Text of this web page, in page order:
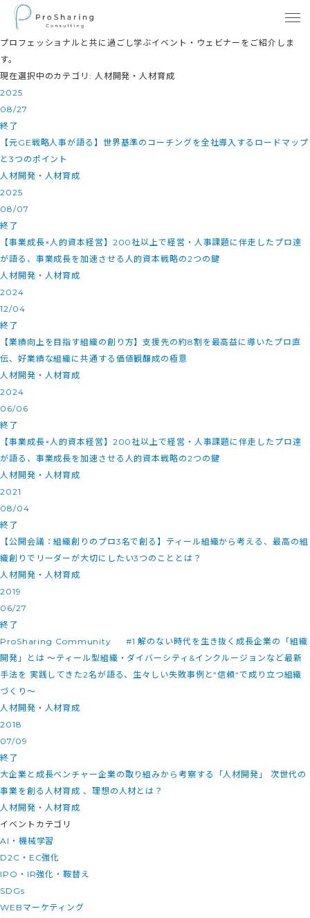
プロフェッショナルと共に過ごし学ぶイベント・ウェビナーをご紹介しま
す。
現在選択中のカテゴリ: 人材開発・人材育成
2025
08/27
終了
【元GE戦略人事が語る】世界基準のコーチングを全社導入するロードマップ
と3つのポイント
人材開発・人材育成
2025
08/07
終了
【事業成長×人的資本経営】200社以上で経営・人事課題に伴走したプロ達
が語る、事業成長を加速させる人的資本戦略の2つの鍵
人材開発・人材育成
2024
12/04
終了
【業績向上を目指す組織の創り方】支援先の約8割を最高益に導いたプロ直
伝、好業績な組織に共通する価値観醸成の極意
人材開発・人材育成
2024
06/06
終了
【事業成長×人的資本経営】200社以上で経営・人事課題に伴走したプロ達
が語る、事業成長を加速させる人的資本戦略の2つの鍵
人材開発・人材育成
2021
08/04
終了
【公開会議：組織創りのプロ3名で創る】ティール組織から考える、最高の組
織創りでリーダーが大切にしたい3つのこととは？
人材開発・人材育成
2019
06/27
終了
ProSharing Community #1 解のない時代を生き抜く成長企業の「組織
開発」とは 〜ティール型組織・ダイバーシティ&インクルージョンなど最新
手法を 実践してきた2名が語る、生々しい失敗事例と“信頼“で成り立つ組織
づくり〜
人材開発・人材育成
2018
07/09
終了
大企業と成長ベンチャー企業の取り組みから考察する「人材開発」 次世代の
事業を創る人材育成 、理想の人材とは？
人材開発・人材育成
イベントカテゴリ
AI・機械学習
D2C・EC強化
IPO・IR強化・鞍替え
SDGs
WEBマーケティング